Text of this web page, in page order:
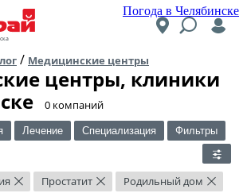
Погода в Челябинске
/ Медицинские центры
центры, клиники
​0 компаний
Лечение Специализация Фильтры
× Простатит × Родильный дом ×